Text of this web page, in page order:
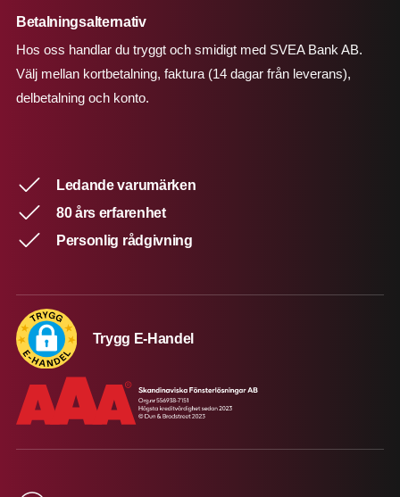
Betalningsalternativ
Hos oss handlar du tryggt och smidigt med SVEA Bank AB.
Välj mellan kortbetalning, faktura (14 dagar från leverans),
delbetalning och konto.
Ledande varumärken
80 års erfarenhet
Personlig rådgivning
Trygg E-Handel